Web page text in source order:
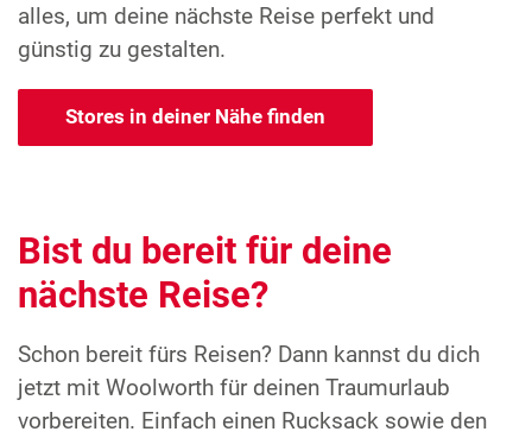
alles, um deine nächste Reise perfekt und
günstig zu gestalten.
Stores in deiner Nähe finden
Bist du bereit für deine
nächste Reise?
Schon bereit fürs Reisen? Dann kannst du dich
jetzt mit Woolworth für deinen Traumurlaub
vorbereiten. Einfach einen Rucksack sowie den